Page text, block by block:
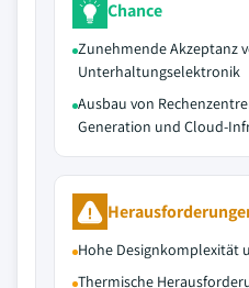
Chance
Zunehmende Akzeptanz
Unterhaltungselektronik
Ausbau von
Generation und Cloud-
Hohe Designkomplexität
Thermische